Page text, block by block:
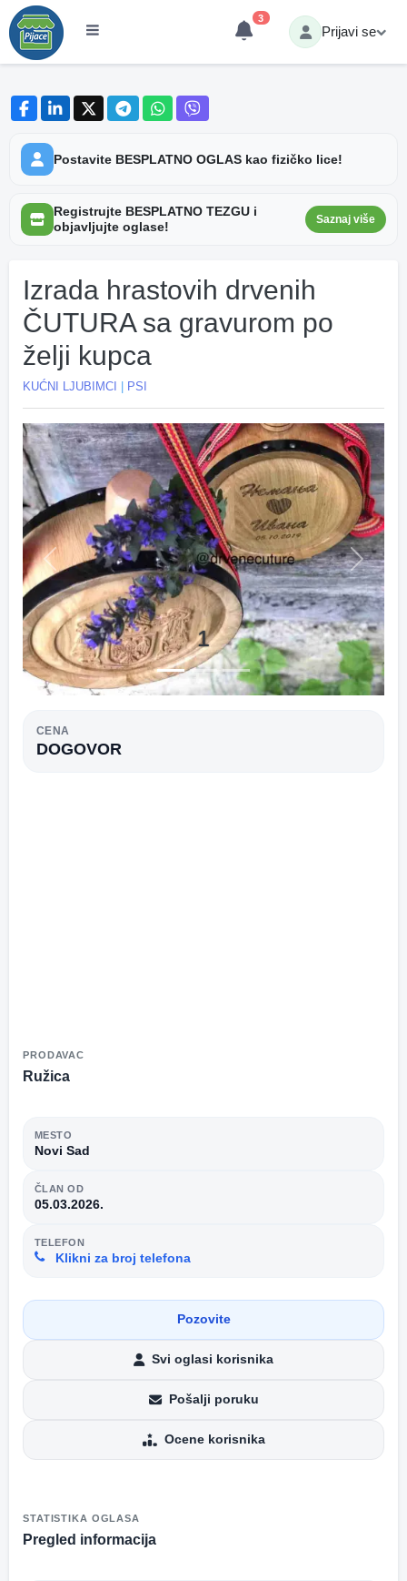
3
Prijavi se
Postavite BESPLATNO OGLAS kao fizičko lice!
Registrujte BESPLATNO TEZGU i
objavljujte oglase!
Saznaj više
Izrada hrastovih drvenih
ČUTURA sa gravurom po
želji kupca
KUĆNI LJUBIMCI PSI
1
Previous Next
CENA
DOGOVOR
PRODAVAC
Ružica
MESTO
Novi Sad
ČLAN OD
05.03.2026.
TELEFON
Klikni za broj telefona
Pozovite
Svi oglasi korisnika
Pošalji poruku
Ocene korisnika
STATISTIKA OGLASA
Pregled informacija